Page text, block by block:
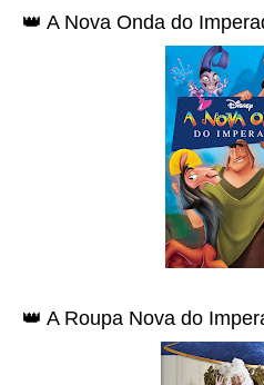
👑 A Nova Onda do
👑 A Roupa Nova do